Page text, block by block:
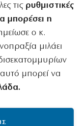
τιςρυθμιστικές
μπορέσει η
ο κ.
μιλάει
μπορεί να